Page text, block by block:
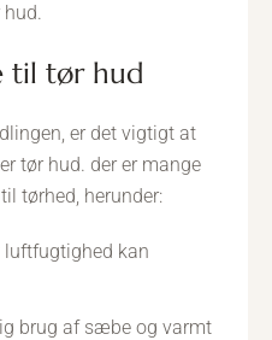
til tør hud
er det vigtigt at
tør hud. der er mange
tørhed, herunder:
kan
brug af sæbe og varmt